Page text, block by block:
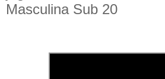
Masculina Sub 20